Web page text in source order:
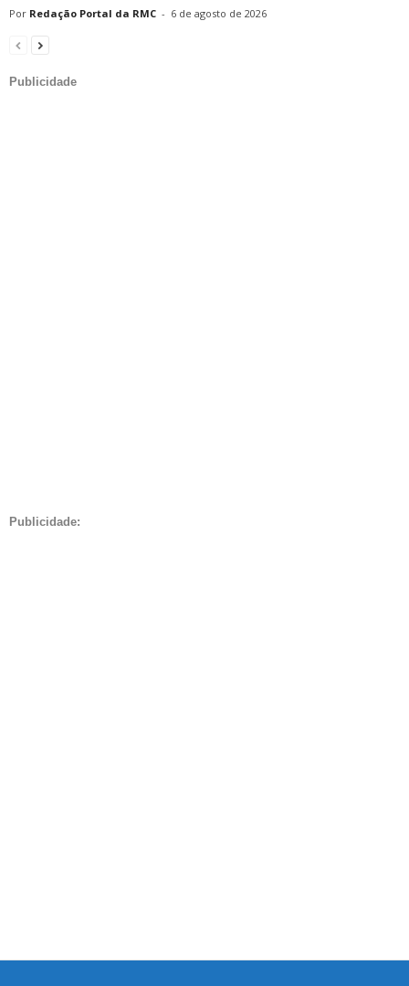
Redação Portal da RMC - 6 de agosto de 2026
Publicidade
Publicidade: